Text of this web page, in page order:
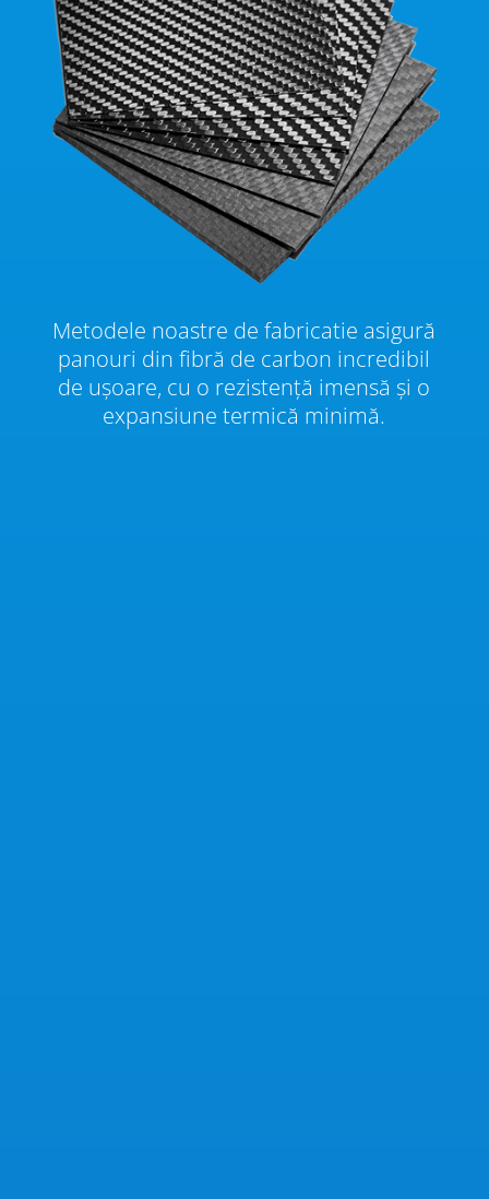
Metodele noastre de fabricatie asigură
panouri din fibră de carbon incredibil
de ușoare, cu o rezistență imensă și o
expansiune termică minimă.